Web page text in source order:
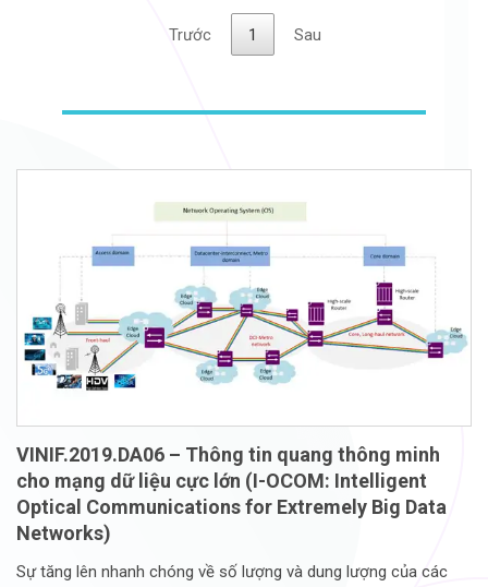
Trước 1 Sau
VINIF.2019.DA06 – Thông tin quang thông minh
cho mạng dữ liệu cực lớn (I-OCOM: Intelligent
Optical Communications for Extremely Big Data
Networks)
Sự tăng lên nhanh chóng về số lượng và dung lượng của các